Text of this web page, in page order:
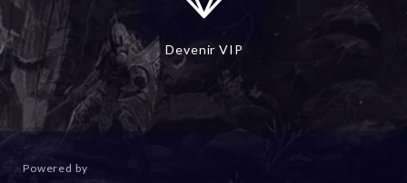
Devenir VIP
Powered by